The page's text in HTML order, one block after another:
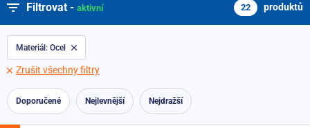
Filtrovat- aktivní 22 produktů
Materiál: Ocel
Zrušit všechny filtry
Doporučené Nejlevnější Nejdražší